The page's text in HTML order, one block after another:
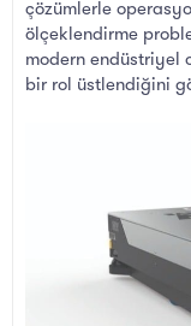
çözümlerle
ölçeklendirme
modern endüstriyel
bir rol üstlendiğini